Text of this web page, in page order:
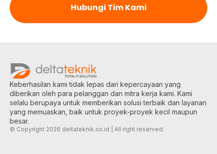
Hubungi Tim Kami
Keberhasilan kami tidak lepas dari kepercayaan yang
diberikan oleh para pelanggan dan mitra kerja kami. Kami
selalu berupaya untuk memberikan solusi terbaik dan layanan
yang memuaskan, baik untuk proyek-proyek kecil maupun
besar.
© Copyright 2026 deltateknik.co.id | All right reserved.